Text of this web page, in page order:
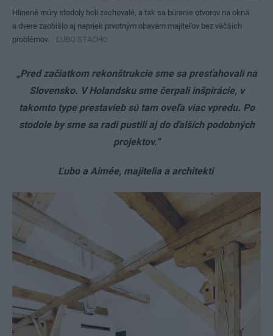
Hlinené múry stodoly boli zachovalé, a tak sa búranie otvorov na okná
a dvere zaobišlo aj napriek prvotným obavám majiteľov bez väčších
problémov.
ĽUBO STACHO
„Pred začiatkom rekonštrukcie sme sa presťahovali na
Slovensko. V Holandsku sme čerpali inšpirácie, v
takomto type prestavieb sú tam oveľa viac vpredu. Po
stodole by sme sa radi pustili aj do ďalších podobných
projektov.“
Ľubo a Aimée, majitelia a architekti